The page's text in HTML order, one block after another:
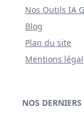
Nos Outils IA
Blog
Plan du site
Mentions
NOS